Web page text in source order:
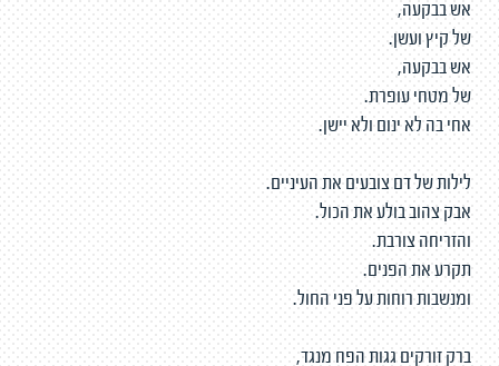
אש בבקעה,
של קיץ ועשן.
אש בבקעה,
של מטחי עופרת.
אחי בה לא ינום ולא יישן.
לילות של דם צובעים את העיניים.
אבק צהוב בולע את הכול.
והזריחה צורבת.
תקרע את הפנים.
ומנשבות רוחות על פני החול.
ברק זורקים גגות הפח מנגד,